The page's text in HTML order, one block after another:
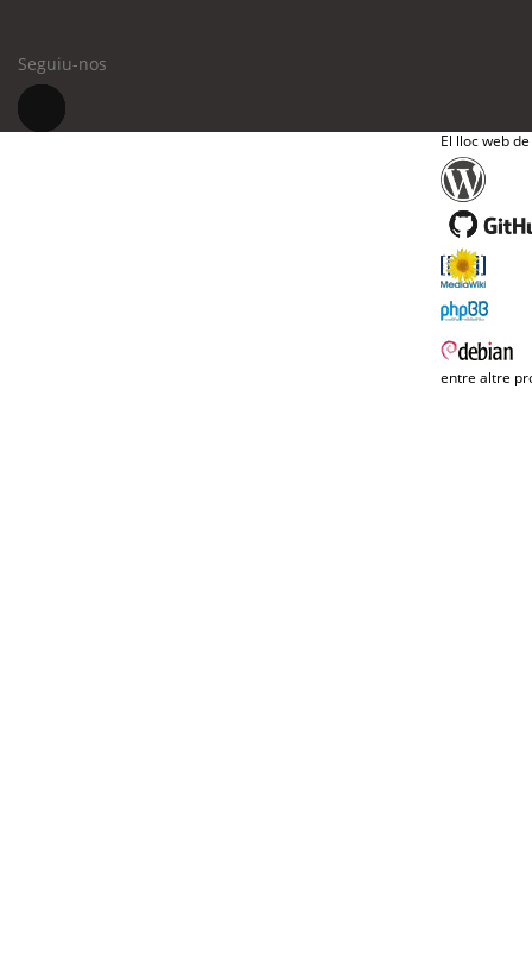
Seguiu-nos
El lloc web
entre altre